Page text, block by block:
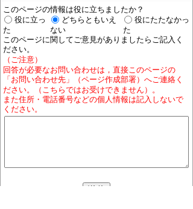
このページの情報は役に立ちましたか？
役に立っ
た
どちらともいえ
ない
役にたたなかっ
た
このページに関してご意見がありましたらご記入く
ださい。
（ご注意）
回答が必要なお問い合わせは，直接このページの
「お問い合わせ先」（ページ作成部署）へご連絡く
ださい。（こちらではお受けできません）。
また住所・電話番号などの個人情報は記入しないで
ください。